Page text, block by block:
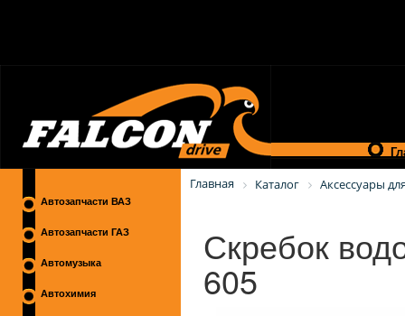
Автозапчасти ВАЗ
Автозапчасти ГАЗ
Автомузыка
Автохимия
Главная Каталог Аксессуары
Скребок
605